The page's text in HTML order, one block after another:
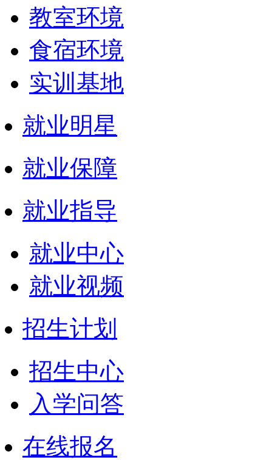
教室环境
食宿环境
实训基地
就业明星
就业保障
就业指导
就业中心
就业视频
招生计划
招生中心
入学问答
在线报名